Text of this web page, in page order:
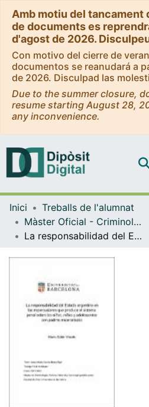
Amb motiu del tancament
de documents es
d'agost de 2026.
Con motivo del cierre de
documentos se reanudará a
de 2026. Disculpad las
Due to the summer closure,
resume starting August 28,
any inconvenience.
Inici
Treballs de l'alumnat
Màster Oficial - Criminologia, Política Criminal i Sociologia Juridicopenal
La responsabilidad del Estado argentino en las repercusiones que produce el sistema penal sobre los niños, niñas y adolescentes con padres encarcelados